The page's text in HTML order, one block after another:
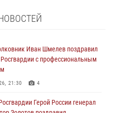
Иван Шмелев поздравил
Росгвардии с профессиональным
21:30 4
Герой России генерал